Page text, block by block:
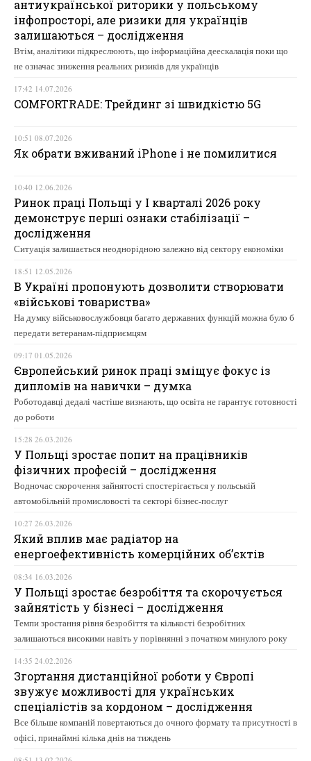
антиукраїнської риторики у польському
інфопросторі, але ризики для українців
залишаються – дослідження
Втім, аналітики підкреслюють, що інформаційна деескалація поки що
не означає зниження реальних ризиків для українців
17:42 14.07.2026
COMFORTRADE: Трейдинг зі швидкістю 5G
10:51 08.07.2026
Як обрати вживаний iPhone і не помилитися
10:40 12.06.2026
Ринок праці Польщі у І кварталі 2026 року
демонструє перші ознаки стабілізації –
дослідження
Ситуація залишається неоднорідною залежно від сектору економіки
18:51 12.05.2026
В Україні пропонують дозволити створювати
«військові товариства»
На думку військовослужбовця багато державних функцій можна було б
передати ветеранам-підприємцям
09:17 01.05.2026
Європейський ринок праці зміщує фокус із
дипломів на навички – думка
Роботодавці дедалі частіше визнають, що освіта не гарантує готовності
до роботи
15:28 26.03.2026
У Польщі зростає попит на працівників
фізичних професій – дослідження
Водночас скорочення зайнятості спостерігається у польській
автомобільній промисловості та секторі бізнес-послуг
10:27 26.03.2026
Який вплив має радіатор на
енергоефективність комерційних об’єктів
08:34 16.03.2026
У Польщі зростає безробіття та скорочується
зайнятість у бізнесі – дослідження
Темпи зростання рівня безробіття та кількості безробітних
залишаються високими навіть у порівнянні з початком минулого року
14:35 24.02.2026
Згортання дистанційної роботи у Європі
звужує можливості для українських
спеціалістів за кордоном – дослідження
Все більше компаній повертаються до очного формату та присутності в
офісі, принаймні кілька днів на тиждень